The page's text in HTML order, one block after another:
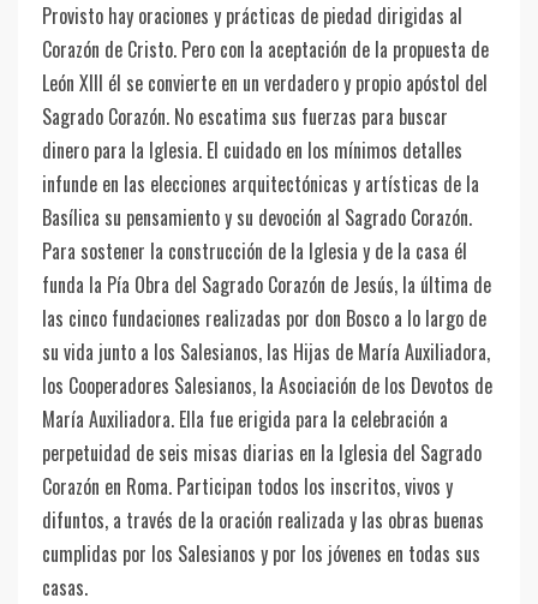
Provisto hay oraciones y prácticas de piedad dirigidas al
Corazón de Cristo. Pero con la aceptación de la propuesta de
León XIII él se convierte en un verdadero y propio apóstol del
Sagrado Corazón. No escatima sus fuerzas para buscar
dinero para la Iglesia. El cuidado en los mínimos detalles
infunde en las elecciones arquitectónicas y artísticas de la
Basílica su pensamiento y su devoción al Sagrado Corazón.
Para sostener la construcción de la Iglesia y de la casa él
funda la Pía Obra del Sagrado Corazón de Jesús, la última de
las cinco fundaciones realizadas por don Bosco a lo largo de
su vida junto a los Salesianos, las Hijas de María Auxiliadora,
los Cooperadores Salesianos, la Asociación de los Devotos de
María Auxiliadora. Ella fue erigida para la celebración a
perpetuidad de seis misas diarias en la Iglesia del Sagrado
Corazón en Roma. Participan todos los inscritos, vivos y
difuntos, a través de la oración realizada y las obras buenas
cumplidas por los Salesianos y por los jóvenes en todas sus
casas.